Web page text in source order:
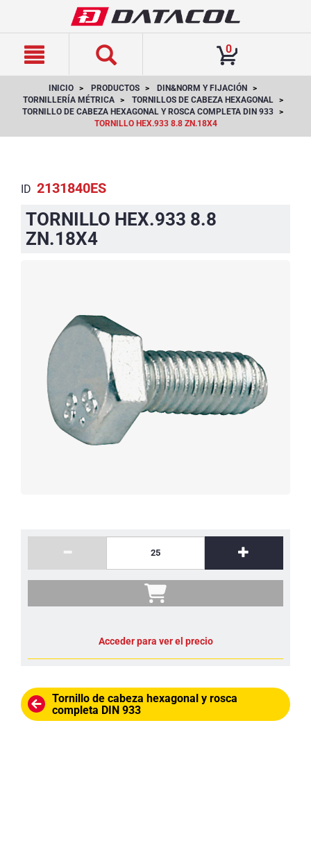
0
INICIO PRODUCTOS
DIN&NORM Y FIJACIÓN
TORNILLERÍA MÉTRICA
TORNILLOS DE CABEZA HEXAGONAL
TORNILLO DE CABEZA HEXAGONAL Y ROSCA COMPLETA DIN 933
TORNILLO HEX.933 8.8 ZN.18X4
ID 2131840ES
TORNILLO HEX.933 8.8
ZN.18X4
Tornillo de cabeza hexagonal y rosca
completa DIN 933
Acceder para ver el precio